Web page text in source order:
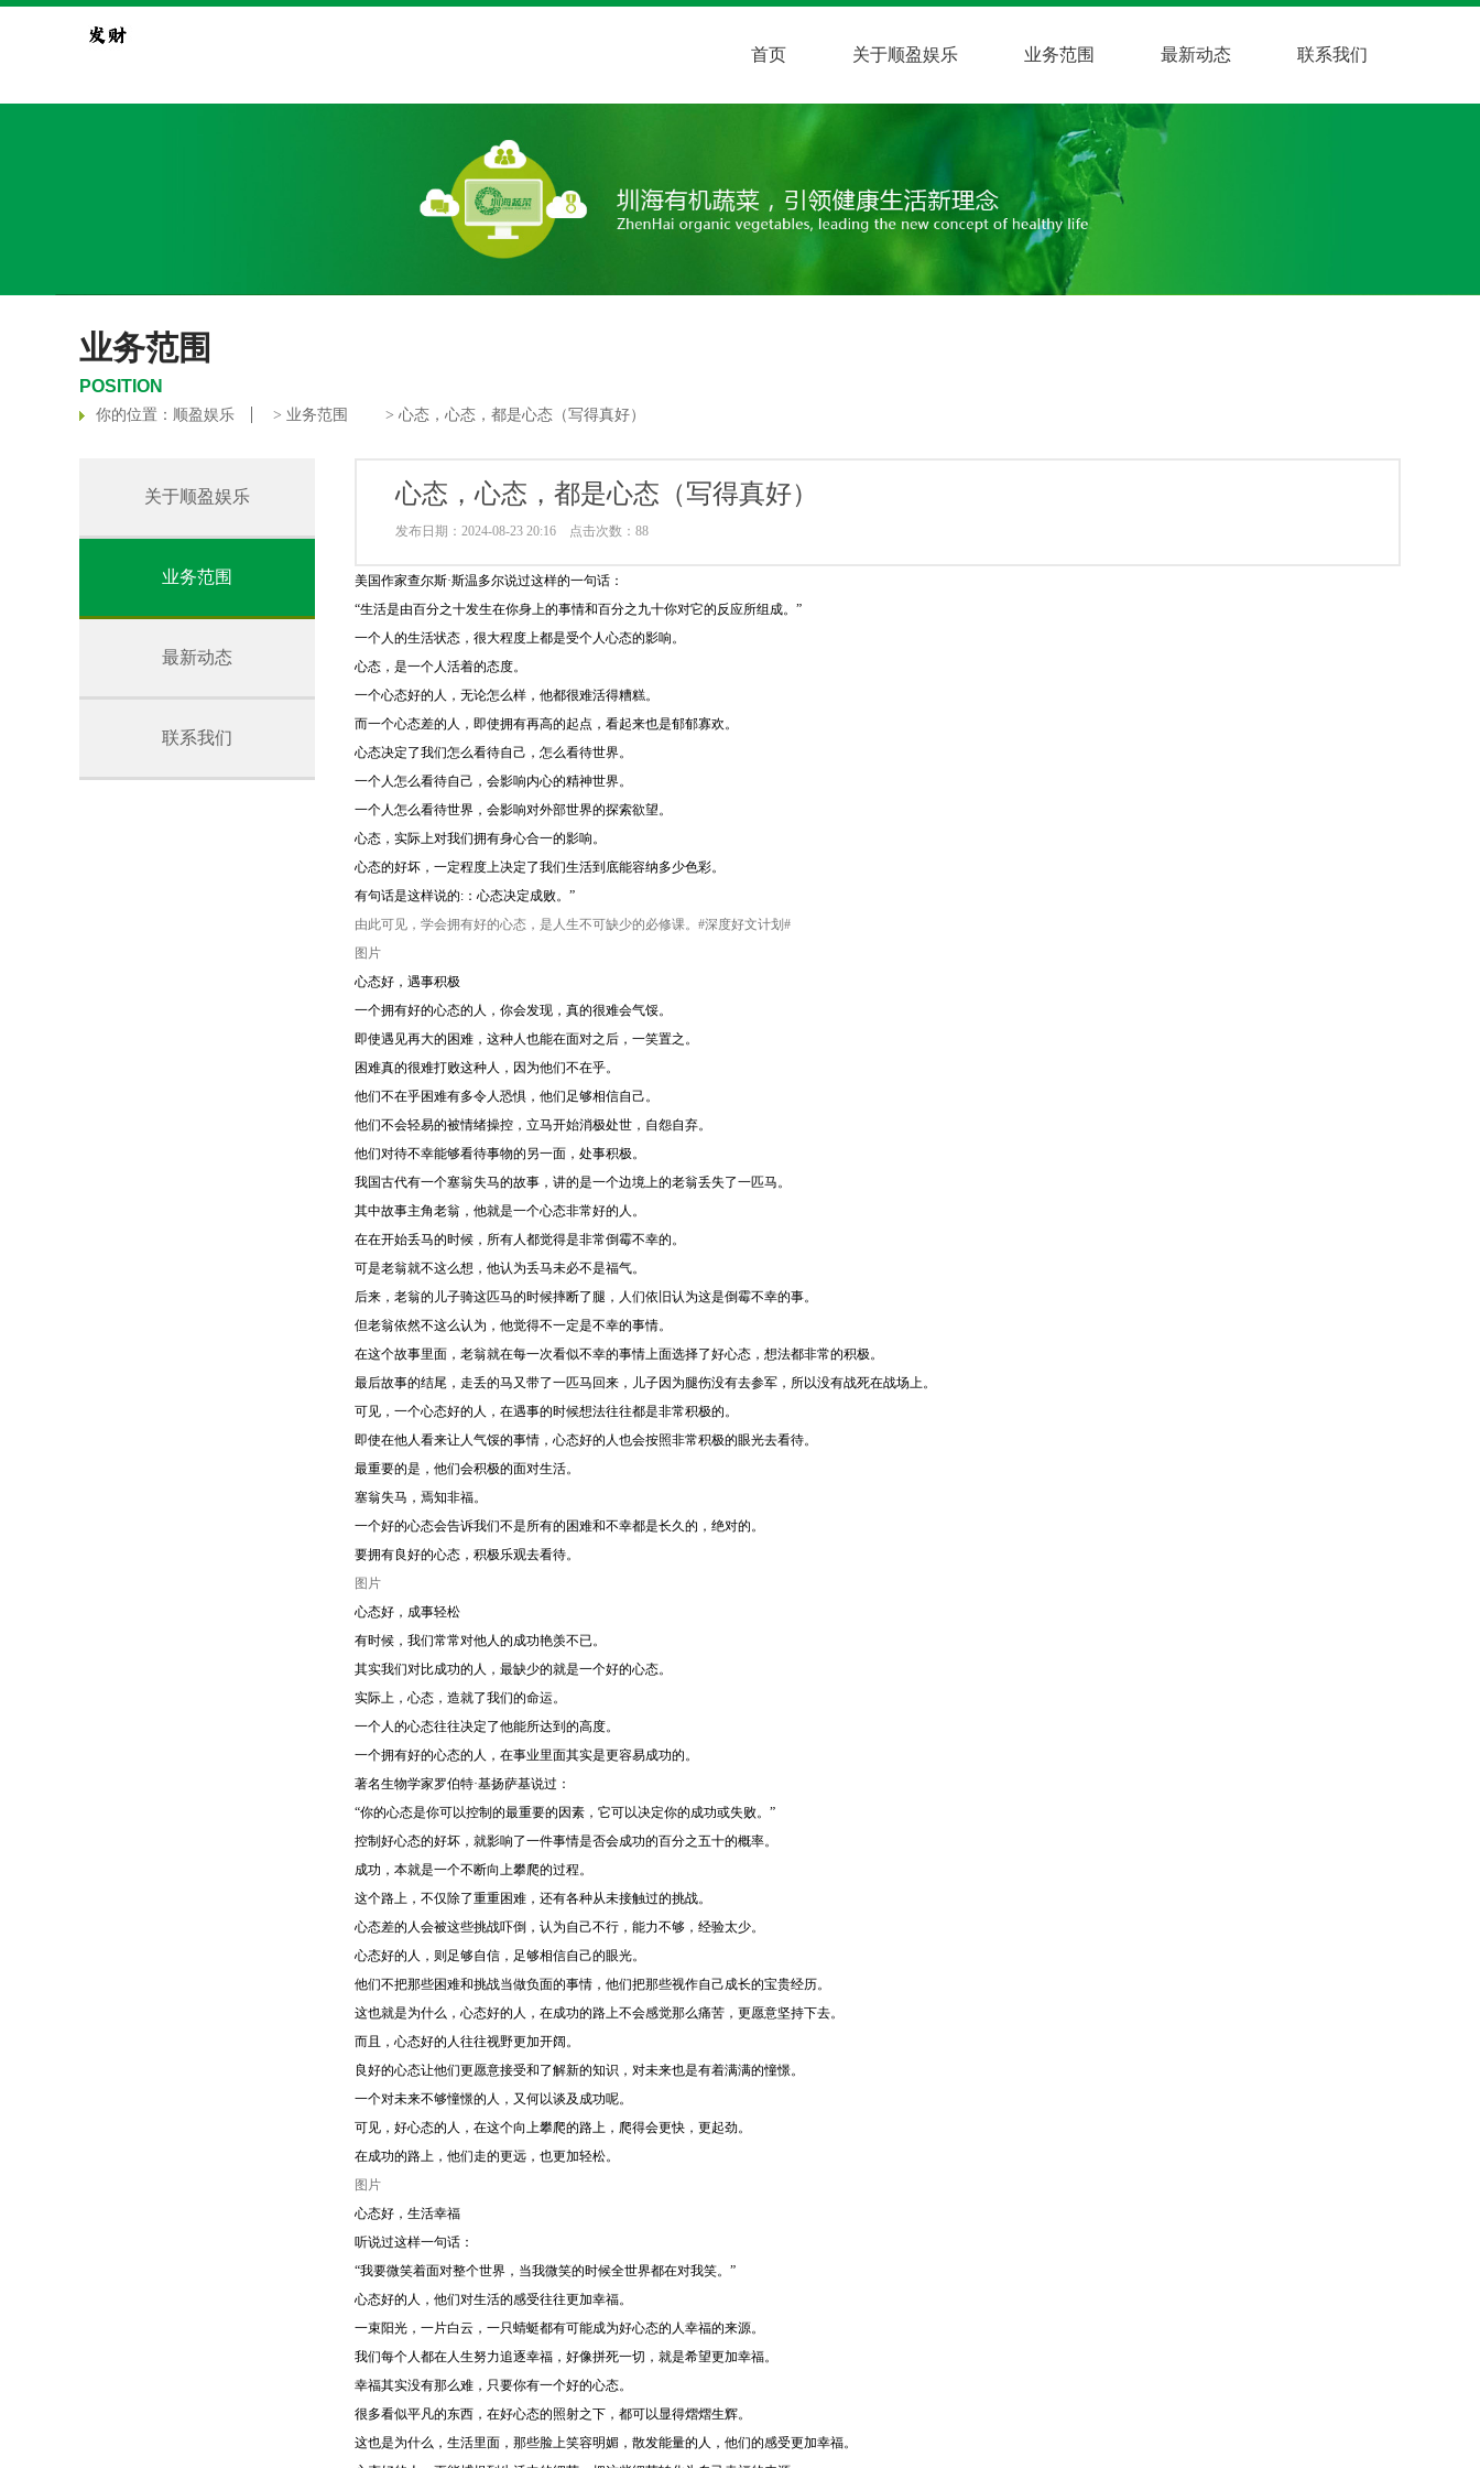
首页 关于顺盈娱乐 业务范围 最新动态 联系我们
业务范围
POSITION
你的位置： 顺盈娱乐 > 业务范围 > 心态，心态，都是心态（写得真好）
关于顺盈娱乐
业务范围
最新动态
联系我们
心态，心态，都是心态（写得真好）
发布日期：2024-08-23 20:16 点击次数：88
美国作家查尔斯·斯温多尔说过这样的一句话：
“生活是由百分之十发生在你身上的事情和百分之九十你对它的反应所组成。”
一个人的生活状态，很大程度上都是受个人心态的影响。
心态，是一个人活着的态度。
一个心态好的人，无论怎么样，他都很难活得糟糕。
而一个心态差的人，即使拥有再高的起点，看起来也是郁郁寡欢。
心态决定了我们怎么看待自己，怎么看待世界。
一个人怎么看待自己，会影响内心的精神世界。
一个人怎么看待世界，会影响对外部世界的探索欲望。
心态，实际上对我们拥有身心合一的影响。
心态的好坏，一定程度上决定了我们生活到底能容纳多少色彩。
有句话是这样说的:：心态决定成败。”
由此可见，学会拥有好的心态，是人生不可缺少的必修课。#深度好文计划#
图片
心态好，遇事积极
一个拥有好的心态的人，你会发现，真的很难会气馁。
即使遇见再大的困难，这种人也能在面对之后，一笑置之。
困难真的很难打败这种人，因为他们不在乎。
他们不在乎困难有多令人恐惧，他们足够相信自己。
他们不会轻易的被情绪操控，立马开始消极处世，自怨自弃。
他们对待不幸能够看待事物的另一面，处事积极。
我国古代有一个塞翁失马的故事，讲的是一个边境上的老翁丢失了一匹马。
其中故事主角老翁，他就是一个心态非常好的人。
在在开始丢马的时候，所有人都觉得是非常倒霉不幸的。
可是老翁就不这么想，他认为丢马未必不是福气。
后来，老翁的儿子骑这匹马的时候摔断了腿，人们依旧认为这是倒霉不幸的事。
但老翁依然不这么认为，他觉得不一定是不幸的事情。
在这个故事里面，老翁就在每一次看似不幸的事情上面选择了好心态，想法都非常的积极。
最后故事的结尾，走丢的马又带了一匹马回来，儿子因为腿伤没有去参军，所以没有战死在战场上。
可见，一个心态好的人，在遇事的时候想法往往都是非常积极的。
即使在他人看来让人气馁的事情，心态好的人也会按照非常积极的眼光去看待。
最重要的是，他们会积极的面对生活。
塞翁失马，焉知非福。
一个好的心态会告诉我们不是所有的困难和不幸都是长久的，绝对的。
要拥有良好的心态，积极乐观去看待。
图片
心态好，成事轻松
有时候，我们常常对他人的成功艳羡不已。
其实我们对比成功的人，最缺少的就是一个好的心态。
实际上，心态，造就了我们的命运。
一个人的心态往往决定了他能所达到的高度。
一个拥有好的心态的人，在事业里面其实是更容易成功的。
著名生物学家罗伯特·基扬萨基说过：
“你的心态是你可以控制的最重要的因素，它可以决定你的成功或失败。”
控制好心态的好坏，就影响了一件事情是否会成功的百分之五十的概率。
成功，本就是一个不断向上攀爬的过程。
这个路上，不仅除了重重困难，还有各种从未接触过的挑战。
心态差的人会被这些挑战吓倒，认为自己不行，能力不够，经验太少。
心态好的人，则足够自信，足够相信自己的眼光。
他们不把那些困难和挑战当做负面的事情，他们把那些视作自己成长的宝贵经历。
这也就是为什么，心态好的人，在成功的路上不会感觉那么痛苦，更愿意坚持下去。
而且，心态好的人往往视野更加开阔。
良好的心态让他们更愿意接受和了解新的知识，对未来也是有着满满的憧憬。
一个对未来不够憧憬的人，又何以谈及成功呢。
可见，好心态的人，在这个向上攀爬的路上，爬得会更快，更起劲。
在成功的路上，他们走的更远，也更加轻松。
图片
心态好，生活幸福
听说过这样一句话：
“我要微笑着面对整个世界，当我微笑的时候全世界都在对我笑。”
心态好的人，他们对生活的感受往往更加幸福。
一束阳光，一片白云，一只蜻蜓都有可能成为好心态的人幸福的来源。
我们每个人都在人生努力追逐幸福，好像拼死一切，就是希望更加幸福。
幸福其实没有那么难，只要你有一个好的心态。
很多看似平凡的东西，在好心态的照射之下，都可以显得熠熠生辉。
这也是为什么，生活里面，那些脸上笑容明媚，散发能量的人，他们的感受更加幸福。